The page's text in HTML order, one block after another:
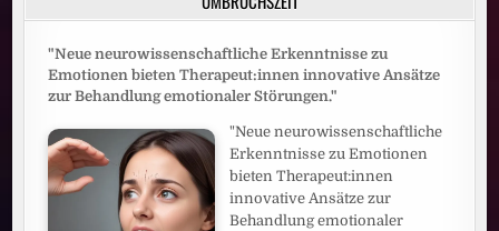
"Neue neurowissenschaftliche Erkenntnisse zu
Emotionen bieten Therapeut:innen innovative Ansätze
zur Behandlung emotionaler Störungen."
"Neue neurowissenschaftliche
Erkenntnisse zu Emotionen
bieten Therapeut:innen
innovative Ansätze zur
Behandlung emotionaler